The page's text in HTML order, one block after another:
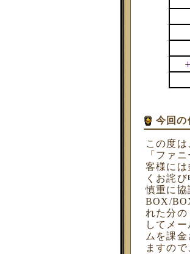
今回の
この度
「ファ
客様に
くお詫
慎重に
BOX/
れた分
してメ
ムを課
ますの